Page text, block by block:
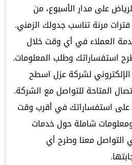
على مدار الأسبوع، من
مرنة تناسب جدولك الزمني.
العملاء في أي وقت خلال
استفساراتك وطلب المعلومات.
الإلكتروني لشركة عزل اسطح
المتاحة للتواصل مع الشركة.
على استفساراتك في أقرب وقت
شاملة حول خدمات
التواصل معنا وطرح أي